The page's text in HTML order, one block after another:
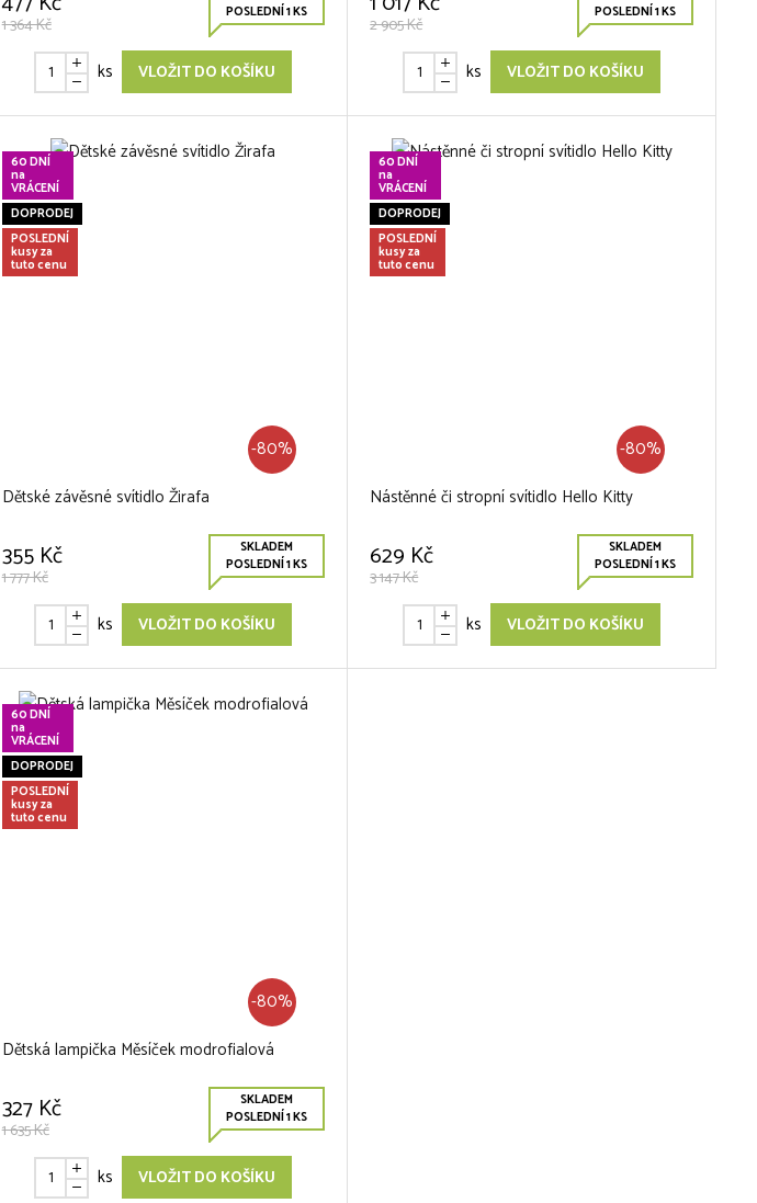
1 364 Kč
POSLEDNÍ 1 KS
ks VLOŽIT DO KOŠÍKU
2 905 Kč
POSLEDNÍ 1 KS
ks VLOŽIT DO KOŠÍKU
60 DNÍ
na
VRÁCENÍ
DOPRODEJ
POSLEDNÍ
kusy za
tuto cenu
-80%
Dětské závěsné svítidlo Žirafa
355 Kč
1 777 Kč
SKLADEM
POSLEDNÍ 1 KS
ks VLOŽIT DO KOŠÍKU
60 DNÍ
na
VRÁCENÍ
DOPRODEJ
POSLEDNÍ
kusy za
tuto cenu
-80%
Nástěnné či stropní svítidlo Hello Kitty
629 Kč
3 147 Kč
SKLADEM
POSLEDNÍ 1 KS
ks VLOŽIT DO KOŠÍKU
60 DNÍ
na
VRÁCENÍ
DOPRODEJ
POSLEDNÍ
kusy za
tuto cenu
-80%
Dětská lampička Měsíček modrofialová
327 Kč
1 635 Kč
SKLADEM
POSLEDNÍ 1 KS
ks VLOŽIT DO KOŠÍKU